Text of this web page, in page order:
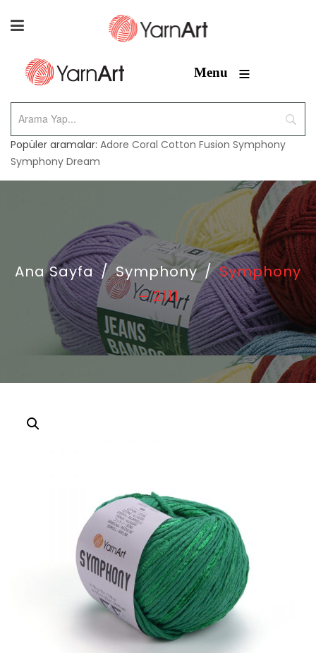
Menu ≡
Popüler aramalar: Adore Coral Cotton Fusion Symphony
Symphony Dream
Ana Sayfa / Symphony / Symphony
– 2111